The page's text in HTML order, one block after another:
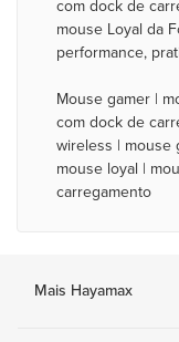
com dock de
mouse Loyal da
performance,
Mouse gamer |
com dock de
wireless | mouse
mouse loyal |
carregamento
Mais Hayamax